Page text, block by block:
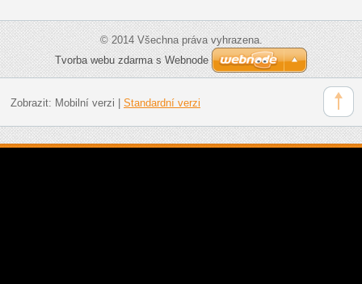
© 2014 Všechna práva vyhrazena.
Tvorba webu zdarma s Webnode
Zobrazit: Mobilní verzi Standardní verzi